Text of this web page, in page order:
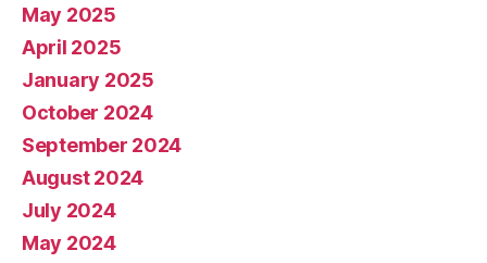
May 2025
April 2025
January 2025
October 2024
September 2024
August 2024
July 2024
May 2024